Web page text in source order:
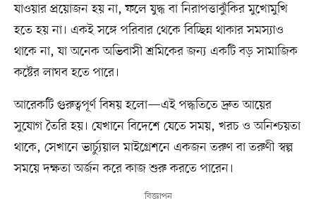
যাওয়ার প্রয়োজন হয় না, ফলে যুদ্ধ বা নিরাপত্তাঝুঁকির মুখোমুখি
হতে হয় না। একই সঙ্গে পরিবার থেকে বিচ্ছিন্ন থাকার সমস্যাও
থাকে না, যা অনেক অভিবাসী শ্রমিকের জন্য একটি বড় সামাজিক
কষ্টের লাঘব হতে পারে।
আরেকটি গুরুত্বপূর্ণ বিষয় হলো—এই পদ্ধতিতে দ্রুত আয়ের
সুযোগ তৈরি হয়। যেখানে বিদেশে যেতে সময়, খরচ ও অনিশ্চয়তা
থাকে, সেখানে ভার্চ্যুয়াল মাইগ্রেশনে একজন তরুণ বা তরুণী স্বল্প
সময়ে দক্ষতা অর্জন করে কাজ শুরু করতে পারেন।